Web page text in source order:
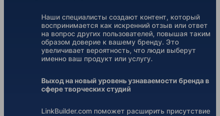
Наши специалисты создают контент, который
воспринимается как искренний отзыв или ответ
на вопрос других пользователей, повышая таким
образом доверие к вашему бренду. Это
увеличивает вероятность, что люди выберут
именно ваш продукт или услугу.
Выход на новый уровень узнаваемости бренда в
сфере творческих студий
LinkBuilder.com поможет расширить присутствие